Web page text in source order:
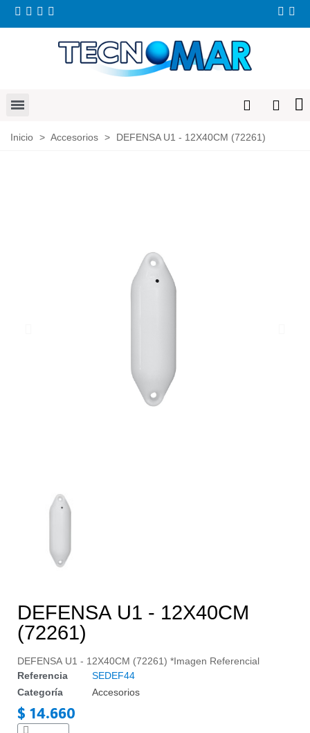
Inicio > Accesorios > DEFENSA U1 - 12X40CM (72261)
DEFENSA U1 - 12X40CM
(72261)
DEFENSA U1 - 12X40CM (72261) *Imagen Referencial
Referencia
SEDEF44
Categoría
Accesorios
$ 14.660